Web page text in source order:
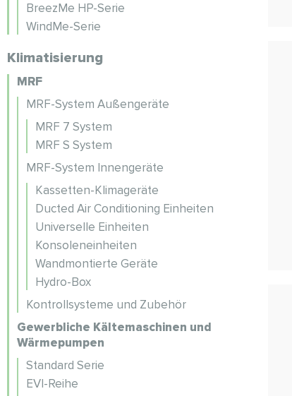
BreezMe HP-Serie
WindMe-Serie
Klimatisierung
MRF
MRF-System Außengeräte
MRF 7 System
MRF S System
MRF-System Innengeräte
Kassetten-Klimageräte
Ducted Air Conditioning Einheiten
Universelle Einheiten
Konsoleneinheiten
Wandmontierte Geräte
Hydro-Box
Kontrollsysteme und Zubehör
Gewerbliche Kältemaschinen und
Wärmepumpen
Standard Serie
EVI-Reihe